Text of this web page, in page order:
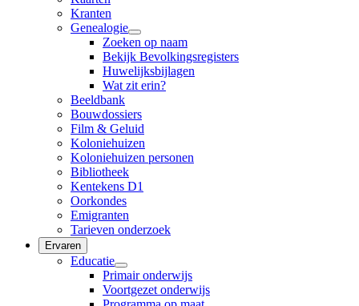
Kranten
Genealogie
Zoeken op naam
Bekijk Bevolkingsregisters
Huwelijksbijlagen
Wat zit erin?
Beeldbank
Bouwdossiers
Film & Geluid
Koloniehuizen
Koloniehuizen personen
Bibliotheek
Kentekens D1
Oorkondes
Emigranten
Tarieven onderzoek
Ervaren
Educatie
Primair onderwijs
Voortgezet onderwijs